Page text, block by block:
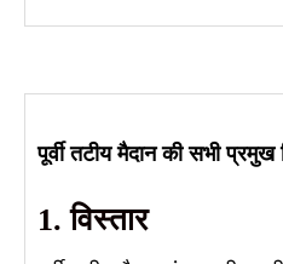
पूर्वी तटीय मैदान की सभी
1. विस्तार